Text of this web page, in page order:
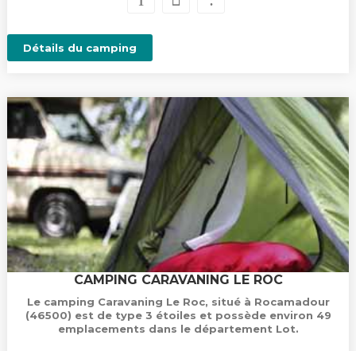
Détails du camping
CAMPING CARAVANING LE ROC
Le camping Caravaning Le Roc, situé à Rocamadour
(46500) est de type 3 étoiles et possède environ 49
emplacements dans le département Lot.